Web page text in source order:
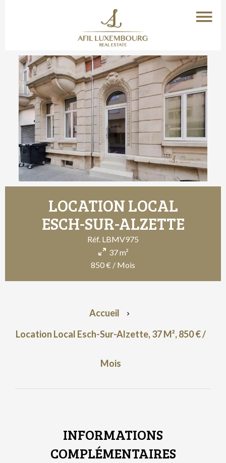
LOCATION LOCAL
ESCH-SUR-ALZETTE
Réf. LBMV975
37 m²
850 € / Mois
Accueil
Location Local Esch-Sur-Alzette, 37 M², 850 € /
Mois
INFORMATIONS
COMPLÉMENTAIRES